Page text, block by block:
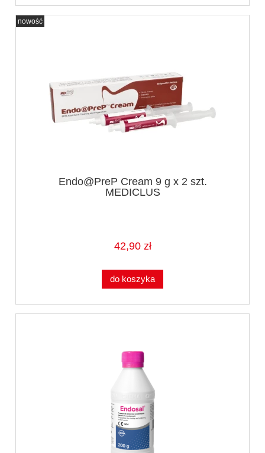
Endo@PreP Cream 9 g x 2 szt.
MEDICLUS
42,90 zł
do koszyka
nowość